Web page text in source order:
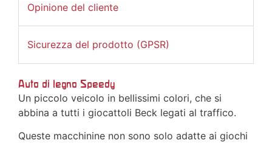
Opinione del cliente
Sicurezza del prodotto (GPSR)
Auto di legno Speedy
Un piccolo veicolo in bellissimi colori, che si
abbina a tutti i giocattoli Beck legati al traffico.
Queste macchinine non sono solo adatte ai giochi